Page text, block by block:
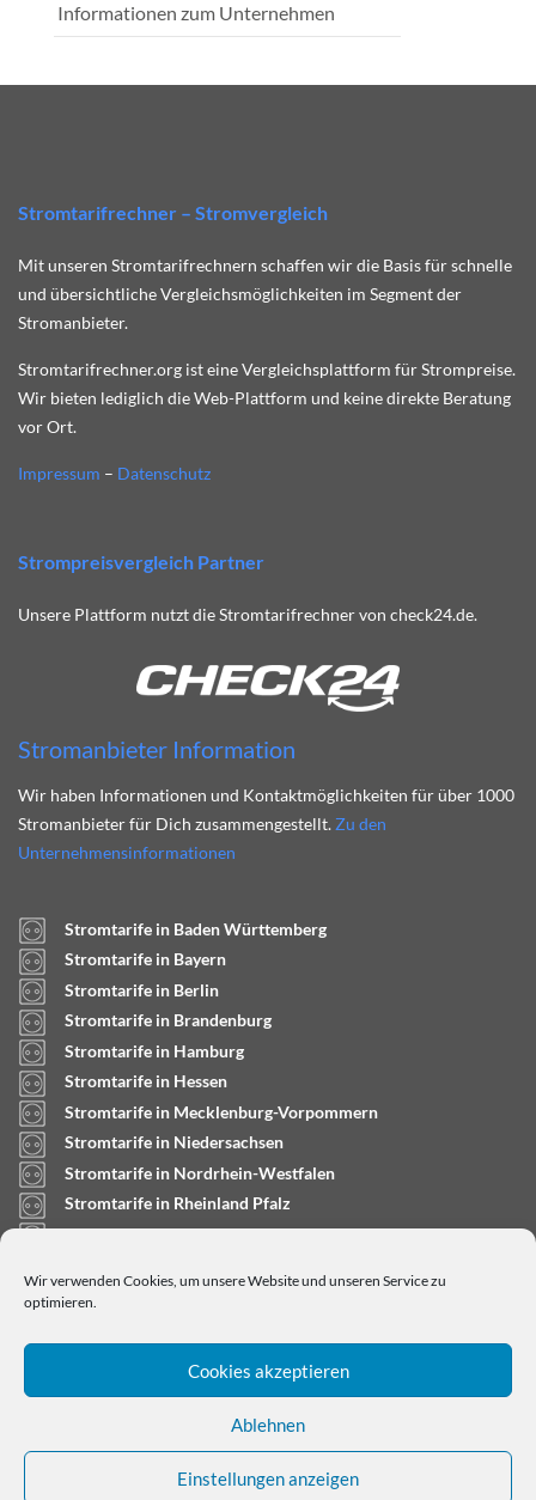
Wir verwenden Cookies, um unsere Website und unseren Service zu
optimieren.
Cookies akzeptieren
Ablehnen
Einstellungen anzeigen
Informationen zum Unternehmen
Stromtarifrechner – Stromvergleich
Mit unseren Stromtarifrechnern schaffen wir die Basis für schnelle
und übersichtliche Vergleichsmöglichkeiten im Segment der
Stromanbieter.
Stromtarifrechner.org ist eine Vergleichsplattform für Strompreise.
Wir bieten lediglich die Web-Plattform und keine direkte Beratung
vor Ort.
Impressum – Datenschutz
Strompreisvergleich Partner
Unsere Plattform nutzt die Stromtarifrechner von check24.de.
Stromanbieter Information
Wir haben Informationen und Kontaktmöglichkeiten für über 1000
Stromanbieter für Dich zusammengestellt. Zu den
Unternehmensinformationen
Stromtarife in Baden Württemberg
Stromtarife in Bayern
Stromtarife in Berlin
Stromtarife in Brandenburg
Stromtarife in Hamburg
Stromtarife in Hessen
Stromtarife in Mecklenburg-Vorpommern
Stromtarife in Niedersachsen
Stromtarife in Nordrhein-Westfalen
Stromtarife in Rheinland Pfalz
Stromtarife in Saarland
Stromtarife in Schleswig-Holstein
Copyright © 2024stromtarifrechner.org